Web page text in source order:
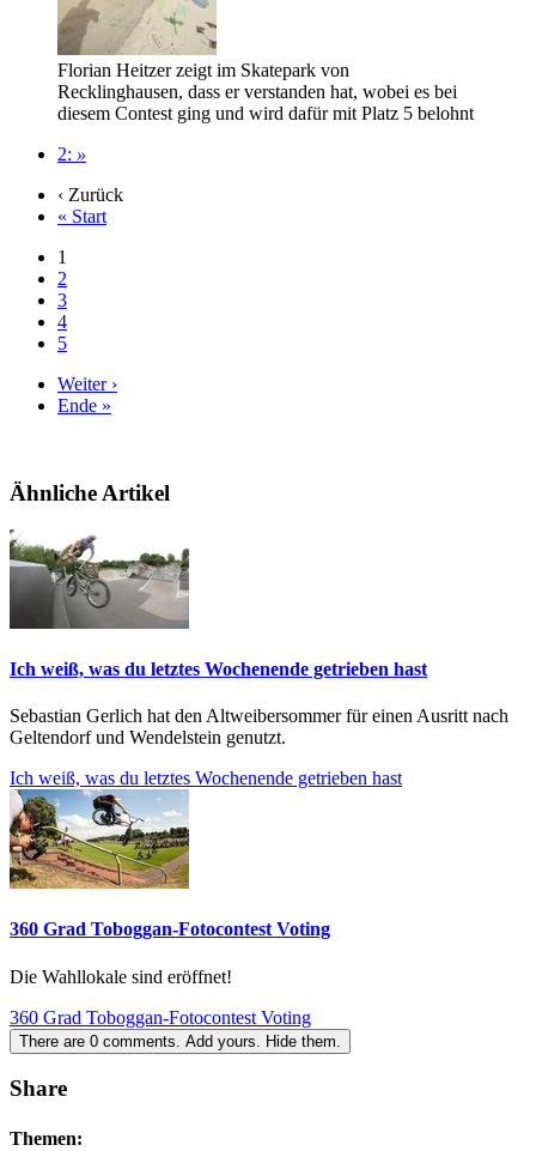
Florian Heitzer zeigt im Skatepark von
Recklinghausen, dass er verstanden hat, wobei es bei
diesem Contest ging und wird dafür mit Platz 5 belohnt
2: »
‹ Zurück
« Start
1
2
3
4
5
Weiter ›
Ende »
Ähnliche Artikel
Ich weiß, was du letztes Wochenende getrieben hast
Sebastian Gerlich hat den Altweibersommer für einen Ausritt nach
Geltendorf und Wendelstein genutzt.
Ich weiß, was du letztes Wochenende getrieben hast
360 Grad Toboggan-Fotocontest Voting
Die Wahllokale sind eröffnet!
360 Grad Toboggan-Fotocontest Voting
There are 0 comments. Add yours. Hide them.
Share
Themen: